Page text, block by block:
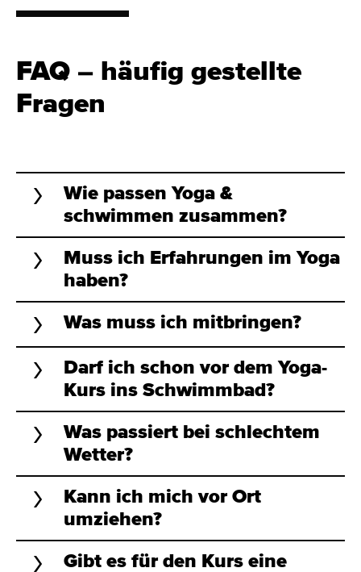
FAQ – häufig gestellte
Fragen
Wie passen Yoga &
schwimmen zusammen?
Muss ich Erfahrungen im Yoga
haben?
Was muss ich mitbringen?
Darf ich schon vor dem Yoga-
Kurs ins Schwimmbad?
Was passiert bei schlechtem
Wetter?
Kann ich mich vor Ort
umziehen?
Gibt es für den Kurs eine